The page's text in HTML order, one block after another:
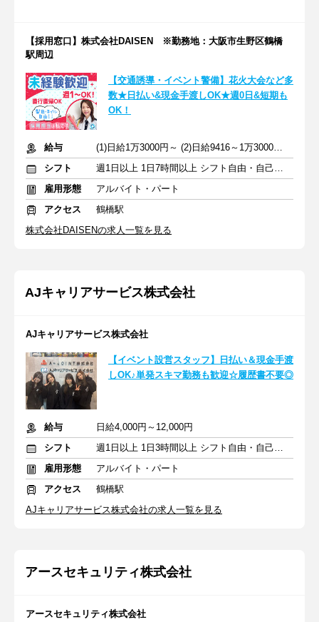
【採用窓口】株式会社DAISEN ※勤務地：大阪市生野区鶴橋
駅周辺
【交通誘導・イベント警備】花火大会など多
数★日払い&現金手渡しOK★週0日&短期も
OK！
給与
(1)日給1万3000円～ (2)日給9416～1万3000円 +交通費全額
シフト
週1日以上 1日7時間以上 シフト自由・自己申告
雇用形態
アルバイト・パート
アクセス
鶴橋駅
株式会社DAISENの求人一覧を見る
AJキャリアサービス株式会社
AJキャリアサービス株式会社
【イベント設営スタッフ】日払い＆現金手渡
しOK♪単発スキマ勤務も歓迎☆履歴書不要◎
給与
日給4,000円～12,000円
シフト
週1日以上 1日3時間以上 シフト自由・自己申告
雇用形態
アルバイト・パート
アクセス
鶴橋駅
AJキャリアサービス株式会社の求人一覧を見る
アースセキュリティ株式会社
アースセキュリティ株式会社